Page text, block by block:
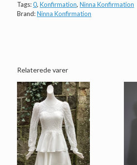
Tags:0, Konfirmation, Ninna Konfirmation
Brand:Ninna Konfirmation
Relaterede varer